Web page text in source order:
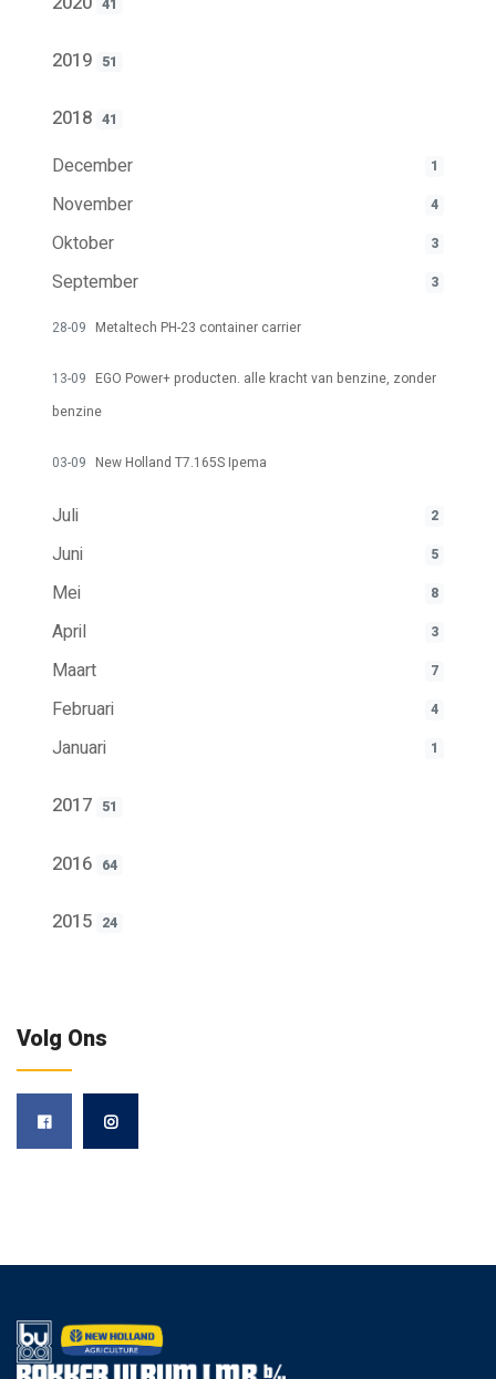
41
2019 51
2018 41
December 1
November 4
Oktober 3
September 3
28-09 Metaltech PH-23 container carrier
13-09 EGO Power+ producten. alle kracht van benzine, zonder
benzine
03-09 New Holland T7.165S Ipema
Juli 2
Juni 5
Mei 8
April 3
Maart 7
Februari 4
Januari 1
2017 51
2016 64
2015 24
Volg Ons